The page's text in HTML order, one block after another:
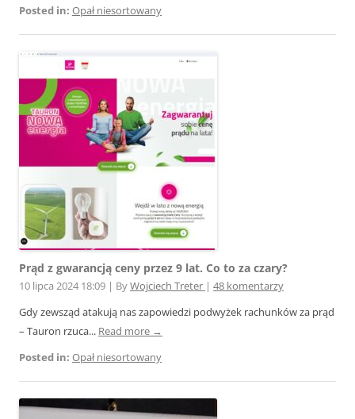
Posted in: Opał niesortowany
Prąd z gwarancją ceny przez 9 lat. Co to za czary?
10 lipca 2024 18:09 | ByWojciech Treter | 48 komentarzy
Gdy zewsząd atakują nas zapowiedzi podwyżek rachunków za prąd
– Tauron rzuca... Read more →
Posted in: Opał niesortowany